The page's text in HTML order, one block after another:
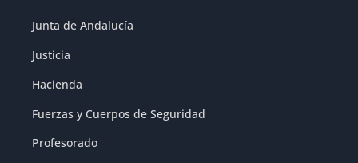
Junta de Andalucía
Justicia
Hacienda
Fuerzas y Cuerpos de Seguridad
Profesorado